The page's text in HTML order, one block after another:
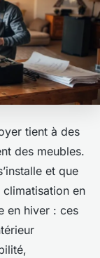
tient à des
des meubles.
et que
en
en hiver : ces